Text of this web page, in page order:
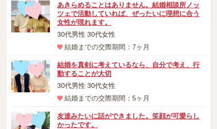
あきらめることはありません。結婚相談所ノッ
ツェで活動していれば、ぜったいに理想に合う
女性が現れます。
30代男性 30代女性
結婚までの交際期間：7ヶ月
結婚を真剣に考えているなら、自分で考え、行
動することが大切
30代男性 30代女性
結婚までの交際期間：5ヶ月
友達みたいに話ができました。笑顔が可愛らし
かったです。